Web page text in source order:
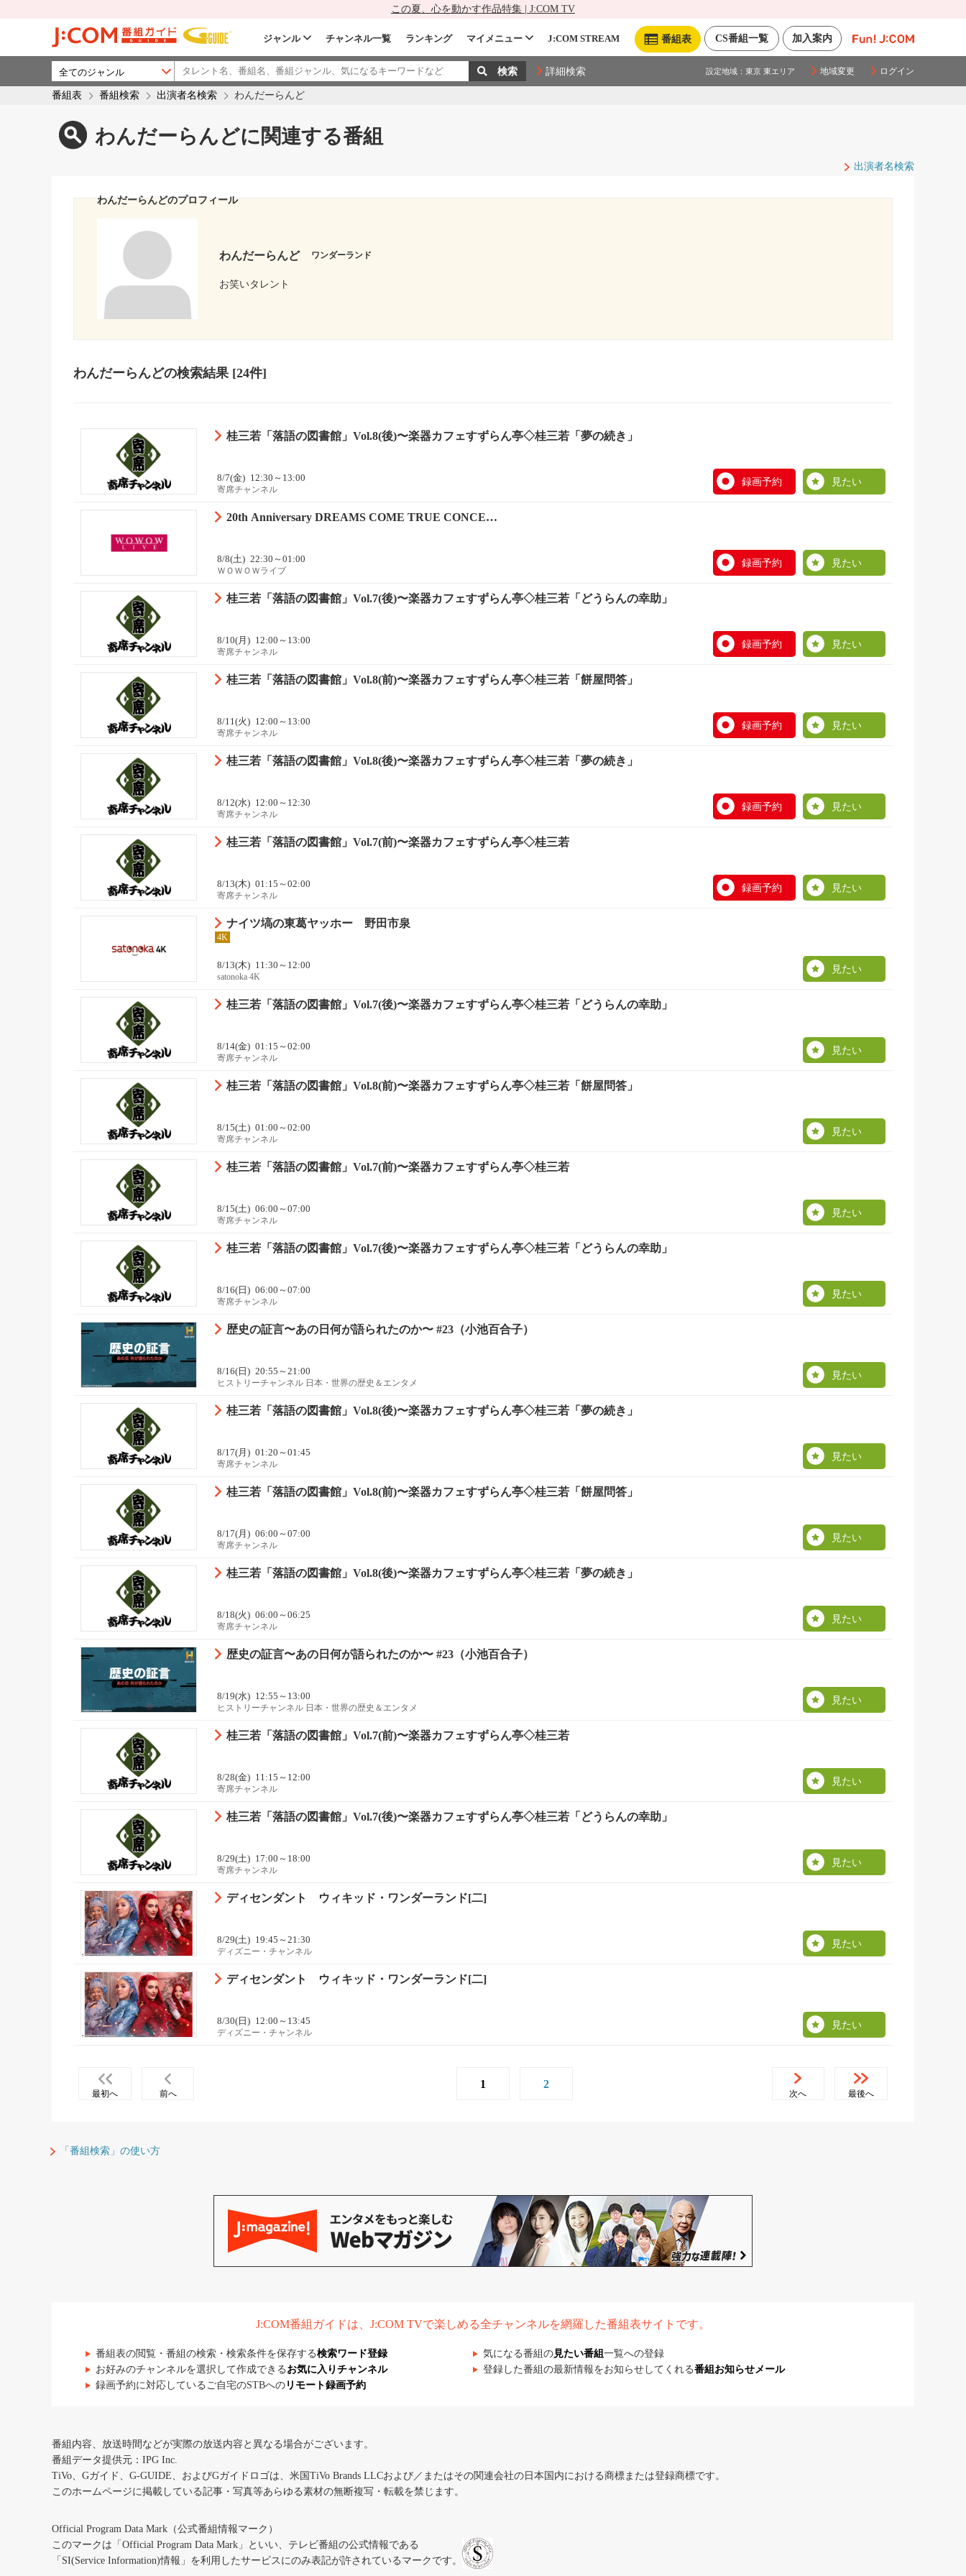
この夏、心を動かす作品特集 | J:COM TV
加入案内
CS番組一覧
番組表
ジャンル チャンネル一覧 ランキング マイメニュー J:COM STREAM
詳細検索 設定地域： 東京 東エリア 地域変更 ログイン
番組表 番組検索 出演者名検索 わんだーらんど
わんだーらんどに関連する番組
出演者名検索
わんだーらんどのプロフィール
わんだーらんど ワンダーランド
お笑いタレント
わんだーらんどの検索結果[24件]
桂三若「落語の図書館」Vol.8(後)〜楽器カフェすずらん亭◇桂三若「夢の続き」
8/7(金) 12:30～13:00
寄席チャンネル
録画予約 見たい
20th Anniversary DREAMS COME TRUE CONCE…
8/8(土) 22:30～01:00
ＷＯＷＯＷライブ
録画予約 見たい
桂三若「落語の図書館」Vol.7(後)〜楽器カフェすずらん亭◇桂三若「どうらんの幸助」
8/10(月) 12:00～13:00
寄席チャンネル
録画予約 見たい
桂三若「落語の図書館」Vol.8(前)〜楽器カフェすずらん亭◇桂三若「餅屋問答」
8/11(火) 12:00～13:00
寄席チャンネル
録画予約 見たい
桂三若「落語の図書館」Vol.8(後)〜楽器カフェすずらん亭◇桂三若「夢の続き」
8/12(水) 12:00～12:30
寄席チャンネル
録画予約 見たい
桂三若「落語の図書館」Vol.7(前)〜楽器カフェすずらん亭◇桂三若
8/13(木) 01:15～02:00
寄席チャンネル
録画予約 見たい
ナイツ塙の東葛ヤッホー 野田市泉
4K
8/13(木) 11:30～12:00
satonoka 4K
見たい
桂三若「落語の図書館」Vol.7(後)〜楽器カフェすずらん亭◇桂三若「どうらんの幸助」
8/14(金) 01:15～02:00
寄席チャンネル
見たい
桂三若「落語の図書館」Vol.8(前)〜楽器カフェすずらん亭◇桂三若「餅屋問答」
8/15(土) 01:00～02:00
寄席チャンネル
見たい
桂三若「落語の図書館」Vol.7(前)〜楽器カフェすずらん亭◇桂三若
8/15(土) 06:00～07:00
寄席チャンネル
見たい
桂三若「落語の図書館」Vol.7(後)〜楽器カフェすずらん亭◇桂三若「どうらんの幸助」
8/16(日) 06:00～07:00
寄席チャンネル
見たい
歴史の証言〜あの日何が語られたのか〜 #23（小池百合子）
8/16(日) 20:55～21:00
ヒストリーチャンネル 日本・世界の歴史＆エンタメ
見たい
桂三若「落語の図書館」Vol.8(後)〜楽器カフェすずらん亭◇桂三若「夢の続き」
8/17(月) 01:20～01:45
寄席チャンネル
見たい
桂三若「落語の図書館」Vol.8(前)〜楽器カフェすずらん亭◇桂三若「餅屋問答」
8/17(月) 06:00～07:00
寄席チャンネル
見たい
桂三若「落語の図書館」Vol.8(後)〜楽器カフェすずらん亭◇桂三若「夢の続き」
8/18(火) 06:00～06:25
寄席チャンネル
見たい
歴史の証言〜あの日何が語られたのか〜 #23（小池百合子）
8/19(水) 12:55～13:00
ヒストリーチャンネル 日本・世界の歴史＆エンタメ
見たい
桂三若「落語の図書館」Vol.7(前)〜楽器カフェすずらん亭◇桂三若
8/28(金) 11:15～12:00
寄席チャンネル
見たい
桂三若「落語の図書館」Vol.7(後)〜楽器カフェすずらん亭◇桂三若「どうらんの幸助」
8/29(土) 17:00～18:00
寄席チャンネル
見たい
ディセンダント ウィキッド・ワンダーランド[二]
8/29(土) 19:45～21:30
ディズニー・チャンネル
見たい
ディセンダント ウィキッド・ワンダーランド[二]
8/30(日) 12:00～13:45
ディズニー・チャンネル
見たい
最初へ 前へ
1 2
次へ 最後へ
「番組検索」の使い方
J:COM番組ガイドは、J:COM TVで楽しめる全チャンネルを網羅した番組表サイトです。
番組表の閲覧・番組の検索・検索条件を保存する検索ワード登録 気になる番組の見たい番組 一覧への登録
お好みのチャンネルを選択して作成できる お気に入りチャンネル 登録した番組の最新情報をお知らせしてくれる番組お知らせメール
録画予約に対応しているご自宅のSTBへの リモート録画予約
番組内容、放送時間などが実際の放送内容と異なる場合がございます。
番組データ提供元：IPG Inc.
TiVo、Gガイド、G-GUIDE、およびGガイドロゴは、米国TiVo Brands LLCおよび／またはその関連会社の日本国内における商標または登録商標です。
このホームページに掲載している記事・写真等あらゆる素材の無断複写・転載を禁じます。
Official Program Data Mark（公式番組情報マーク）
このマークは「Official Program Data Mark」といい、テレビ番組の公式情報である
「SI(Service Information)情報」を利用したサービスにのみ表記が許されているマークです。